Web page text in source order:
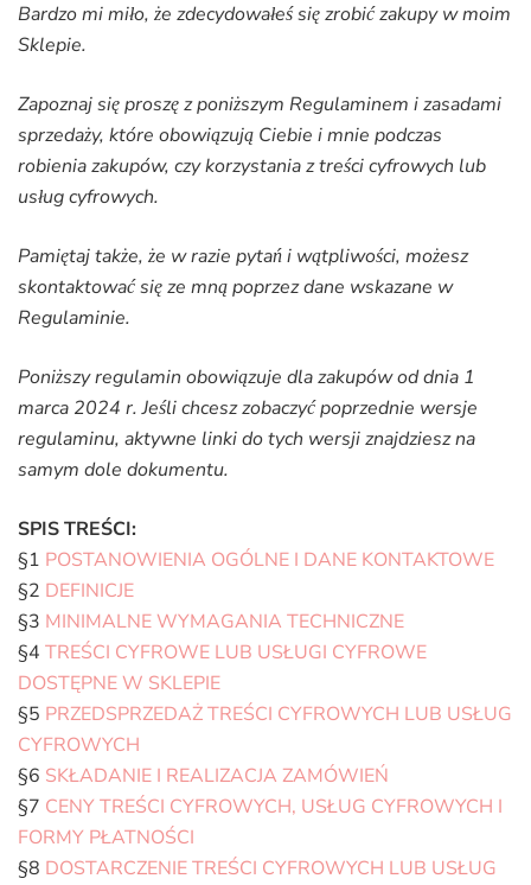
Bardzo mi miło, że zdecydowałeś się zrobić zakupy w moim
Sklepie.
Zapoznaj się proszę z poniższym Regulaminem i zasadami
sprzedaży, które obowiązują Ciebie i mnie podczas
robienia zakupów, czy korzystania z treści cyfrowych lub
usług cyfrowych.
Pamiętaj także, że w razie pytań i wątpliwości, możesz
skontaktować się ze mną poprzez dane wskazane w
Regulaminie.
Poniższy regulamin obowiązuje dla zakupów od dnia 1
marca 2024 r. Jeśli chcesz zobaczyć poprzednie wersje
regulaminu, aktywne linki do tych wersji znajdziesz na
samym dole dokumentu.
SPIS TREŚCI:
§1 POSTANOWIENIA OGÓLNE I DANE KONTAKTOWE
§2 DEFINICJE
§3 MINIMALNE WYMAGANIA TECHNICZNE
§4 TREŚCI CYFROWE LUB USŁUGI CYFROWE
DOSTĘPNE W SKLEPIE
§5 PRZEDSPRZEDAŻ TREŚCI CYFROWYCH LUB USŁUG
CYFROWYCH
§6 SKŁADANIE I REALIZACJA ZAMÓWIEŃ
§7 CENY TREŚCI CYFROWYCH, USŁUG CYFROWYCH I
FORMY PŁATNOŚCI
§8 DOSTARCZENIE TREŚCI CYFROWYCH LUB USŁUG